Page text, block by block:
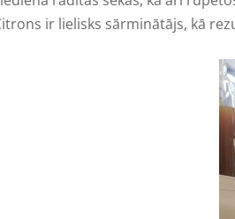
ir lielisks sārminātājs, kā